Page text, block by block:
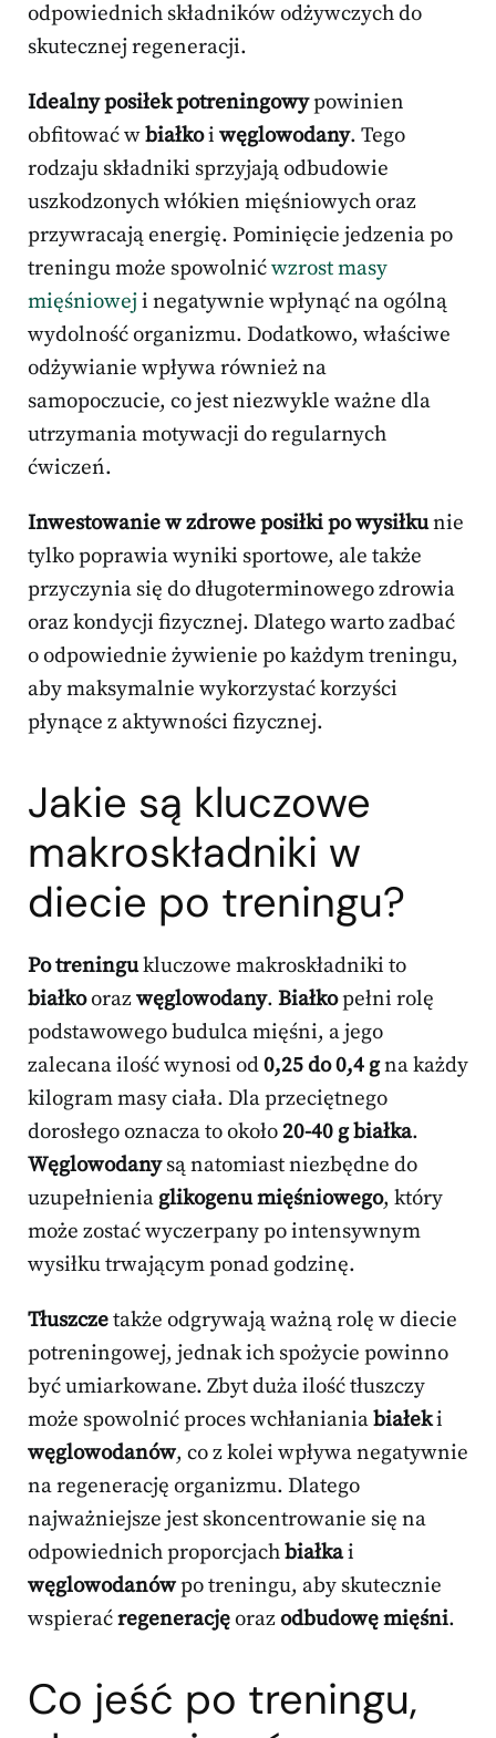
odpowiednich składników odżywczych do
skutecznej regeneracji.
Idealny posiłek potreningowypowinien
obfitować wbiałkoi węglowodany. Tego
rodzaju składniki sprzyjają odbudowie
uszkodzonych włókien mięśniowych oraz
przywracają energię. Pominięcie jedzenia po
treningu może spowolnićwzrost masy
mięśnioweji negatywnie wpłynąć na ogólną
wydolność organizmu. Dodatkowo, właściwe
odżywianie wpływa również na
samopoczucie, co jest niezwykle ważne dla
utrzymania motywacji do regularnych
ćwiczeń.
Inwestowanie w zdrowe posiłki po wysiłkunie
tylko poprawia wyniki sportowe, ale także
przyczynia się do długoterminowego zdrowia
oraz kondycji fizycznej. Dlatego warto zadbać
o odpowiednie żywienie po każdym treningu,
aby maksymalnie wykorzystać korzyści
płynące z aktywności fizycznej.
Jakie są kluczowe
makroskładniki w
diecie po treningu?
Po treningukluczowe makroskładniki to
białkoorazwęglowodany. Białkopełni rolę
podstawowego budulca mięśni, a jego
zalecana ilość wynosi od0,25 do 0,4 gna każdy
kilogram masy ciała. Dla przeciętnego
dorosłego oznacza to około 20-40 g białka.
Węglowodanysą natomiast niezbędne do
uzupełnienia glikogenu mięśniowego, który
może zostać wyczerpany po intensywnym
wysiłku trwającym ponad godzinę.
Tłuszczetakże odgrywają ważną rolę w diecie
potreningowej, jednak ich spożycie powinno
być umiarkowane. Zbyt duża ilość tłuszczy
może spowolnić proces wchłanianiabiałeki
węglowodanów, co z kolei wpływa negatywnie
na regenerację organizmu. Dlatego
najważniejsze jest skoncentrowanie się na
odpowiednich proporcjachbiałkai
węglowodanówpo treningu, aby skutecznie
wspieraćregeneracjęorazodbudowę mięśni.
Co jeść po treningu,